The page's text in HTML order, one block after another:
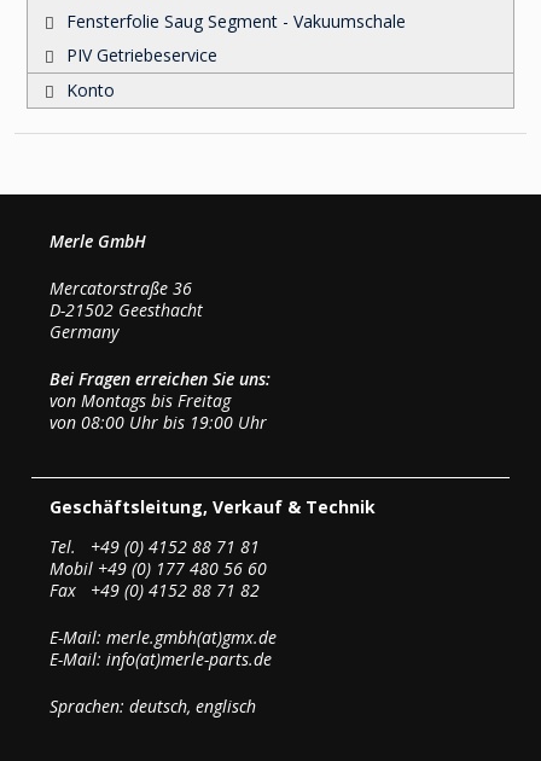
Fensterfolie Saug Segment - Vakuumschale
PIV Getriebeservice
Konto
Merle GmbH
Mercatorstraße 36
D-21502 Geesthacht
Germany
Bei Fragen erreichen Sie uns:
von Montags bis Freitag
von 08:00 Uhr bis 19:00 Uhr
Geschäftsleitung, Verkauf & Technik
Tel. +49 (0) 4152 88 71 81
Mobil +49 (0) 177 480 56 60
Fax +49 (0) 4152 88 71 82
E-Mail: merle.gmbh(at)gmx.de
E-Mail: info(at)merle-parts.de
Sprachen: deutsch, englisch